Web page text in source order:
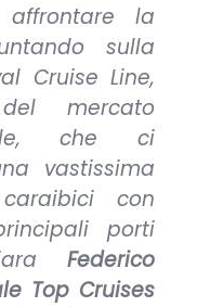
la
sulla
Cruise Line,
mercato
che ci
vastissima
con
porti
Federico
Top Cruises